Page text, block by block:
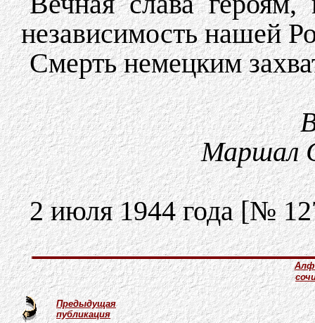
независимость нашей
Смерть немецким
Маршал
2 июля 1944 года [№
Предыдущая
публикация